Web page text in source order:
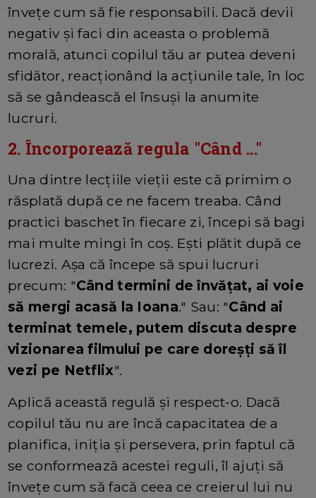
învețe cum să fie responsabili. Dacă devii
negativ și faci din aceasta o problemă
morală, atunci copilul tău ar putea deveni
sfidător, reacționând la acţiunile tale, în loc
să se gândească el însuşi la anumite
lucruri.
2. Încorporează regula "Când ..."
Una dintre lecțiile vieții este că primim o
răsplată după ce ne facem treaba. Când
practici baschet în fiecare zi, începi să bagi
mai multe mingi în coş. Eşti plătit după ce
lucrezi. Așa că începe să spui lucruri
precum: "Când termini de învăţat, ai voie
să mergi acasă la Ioana." Sau: "Când ai
terminat temele, putem discuta despre
vizionarea filmului pe care doreşți să îl
vezi pe Netflix".
Aplică această regulă și respect-o. Dacă
copilul tău nu are încă capacitatea de a
planifica, iniția și persevera, prin faptul că
se conformează acestei reguli, îl ajuți să
învețe cum să facă ceea ce creierul lui nu